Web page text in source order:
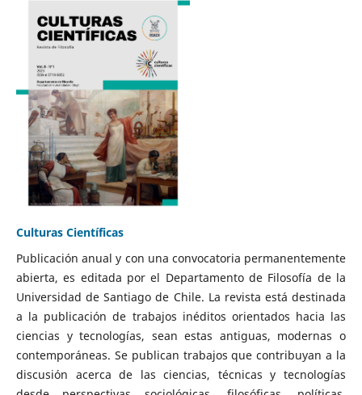
Culturas Científicas
Publicación anual y con una convocatoria permanentemente
abierta, es editada por el Departamento de Filosofía de la
Universidad de Santiago de Chile. La revista está destinada
a la publicación de trabajos inéditos orientados hacia las
ciencias y tecnologías, sean estas antiguas, modernas o
contemporáneas. Se publican trabajos que contribuyan a la
discusión acerca de las ciencias, técnicas y tecnologías